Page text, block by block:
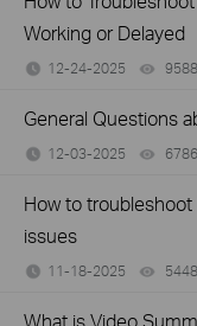
Working or Delayed
12-24-2025
General Questions
12-03-2025
How to
issues
11-18-2025
What is Video